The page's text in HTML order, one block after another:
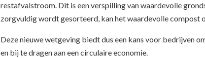
restafvalstroom. Dit is een verspilling van waardevolle
zorgvuldig wordt gesorteerd, kan het waardevolle compost
Deze nieuwe wetgeving biedt dus een kans voor bedrijven
en bij te dragen aan een circulaire economie.